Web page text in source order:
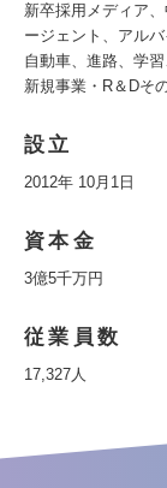
新卒採用メディア
ージェント、アル
自動車、進路、学
新規事業・R＆Dそ
設立
2012年 10月1日
資本金
3億5千万円
従業員数
17,327人